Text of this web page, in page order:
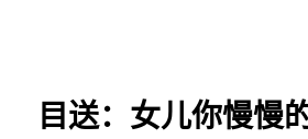
目送：女儿你慢慢